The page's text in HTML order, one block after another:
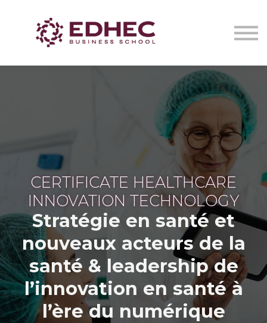
IA EN ONCOLOGIE STRATEGY LAB
NOUS CONTACTER
Se connecter
CERTIFICATE HEALTHCARE
INNOVATION TECHNOLOGY
Stratégie en santé et
nouveaux acteurs de la
santé & leadership de
l’innovation en santé à
l’ère du numérique